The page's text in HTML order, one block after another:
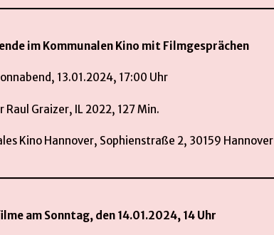
im Kommunalen Kino mit Filmgesprächen
13.01.2024, 17:00 Uhr
Raul Graizer, IL 2022, 127 Min.
Kino Hannover, Sophienstraße 2, 30159 Hannover
am Sonntag, den 14.01.2024, 14 Uhr